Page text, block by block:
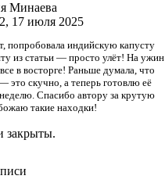
Минаева
17 июля 2025
попробовала индийскую капусту
из статьи — просто улёт! На ужин
в восторге! Раньше думала, что
это скучно, а теперь готовлю её
Спасибо автору за крутую
такие находки!
закрыты.